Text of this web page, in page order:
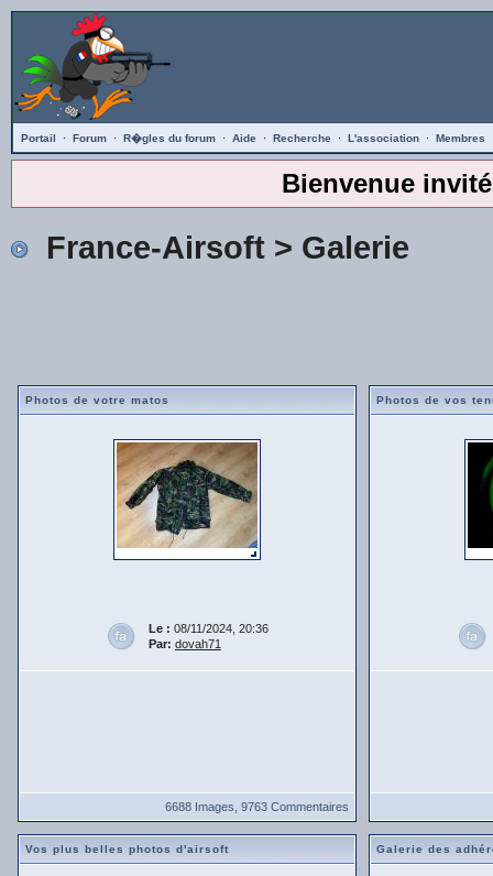
Portail · Forum · R�gles du forum · Aide · Recherche · L'association · Membres
Bienvenue invité
France-Airsoft> Galerie
Photos de votre matos
Le : 08/11/2024, 20:36
Par: dovah71
6688 Images, 9763 Commentaires
Photos de vos
Vos plus belles photos d'airsoft Galerie des